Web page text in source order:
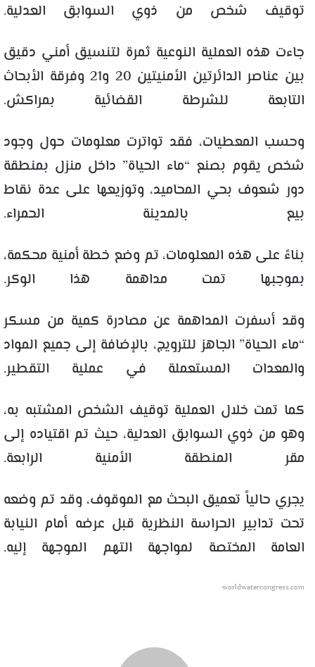
توقيف شخص من ذوي السوابق العدلية.
جاءت هذه العملية النوعية ثمرة لتنسيق أمني دقيق
بين عناصر الدائرتين الأمنيتين 20 و21 وفرقة الأبحاث
التابعة للشرطة القضائية بمراكش.
وحسب المعطيات، فقد تواترت معلومات حول وجود
شخص يقوم بصنع “ماء الحياة” داخل منزل بمنطقة
دور شعوف بحي المحاميد، وتوزيعها على عدة نقاط
بيع بالمدينة الحمراء.
بناءً على هذه المعلومات، تم وضع خطة أمنية محكمة،
بموجبها تمت مداهمة هذا الوكر.
وقد أسفرت المداهمة عن مصادرة كمية من مسكر
“ماء الحياة” الجاهز للترويج، بالإضافة إلى جميع المواد
والمعدات المستعملة في عملية التقطير.
كما تمت خلال العملية توقيف الشخص المشتبه به،
وهو من ذوي السوابق العدلية، حيث تم اقتياده إلى
مقر المنطقة الأمنية الرابعة.
يجري حالياً تعميق البحث مع الموقوف، وقد تم وضعه
تحت تدابير الحراسة النظرية قبل عرضه أمام النيابة
العامة المختصة لمواجهة التهم الموجهة إليه.
worldwatercongress.com